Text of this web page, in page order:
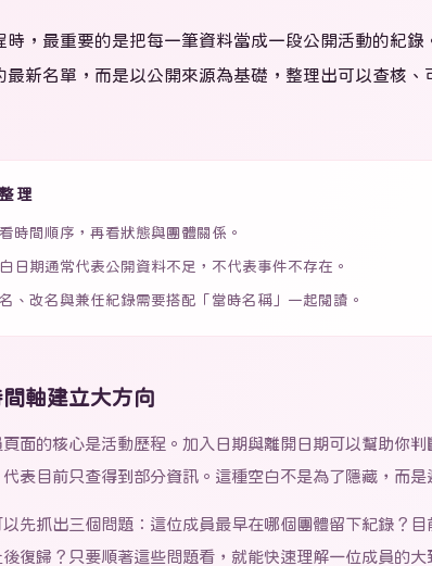
時，最重要的是把每一筆資料當成一段公開活動的紀
最新名單，而是以公開來源為基礎，整理出可以查核
理
時間順序，再看狀態與團體關係。
日期通常代表公開資料不足，不代表事件不存在。
、改名與兼任紀錄需要搭配「當時名稱」一起閱讀。
軸建立大方向
頁面的核心是活動歷程。加入日期與離開日期可以幫助你
表目前只查得到部分資訊。這種空白不是為了隱藏，而
以先抓出三個問題：這位成員最早在哪個團體留下紀錄？
復歸？只要順著這些問題看，就能快速理解一位成員的大